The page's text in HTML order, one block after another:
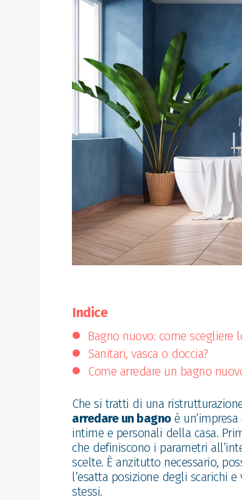
Indice
Bagno nuovo: come scegliere
Sanitari, vasca o doccia?
Come arredare un bagno
Che si tratti di una
arredare un bagnoè
intime e personali della casa.
che definiscono i parametri
scelte. È anzitutto necessario,
l’esatta posizione degli scarichi
stessi.